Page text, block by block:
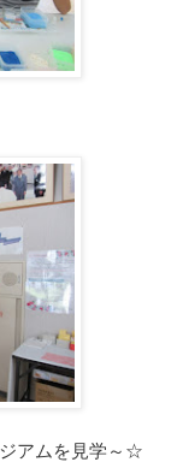
アムを見学～☆